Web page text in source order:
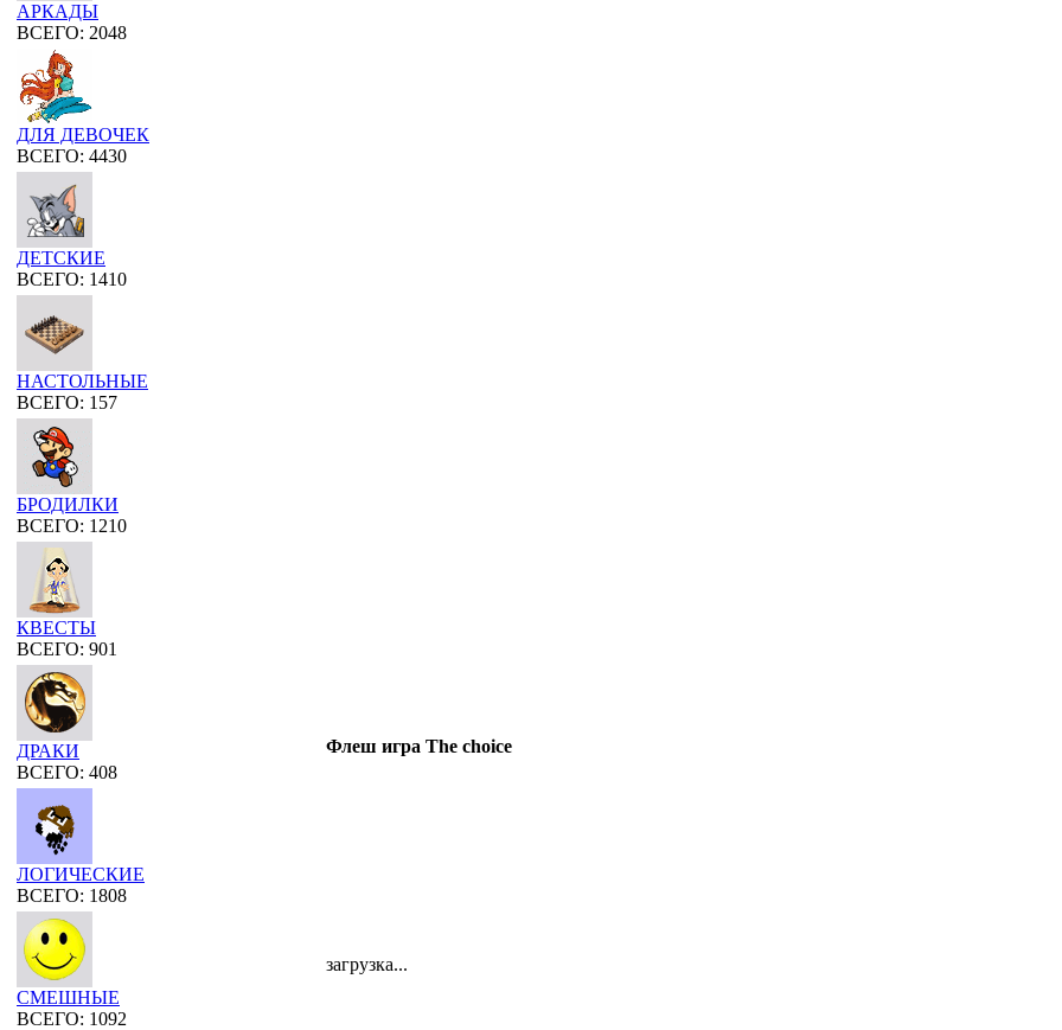
АРКАДЫ
ВСЕГО: 2048
ДЛЯ ДЕВОЧЕК
ВСЕГО: 4430
ДЕТСКИЕ
ВСЕГО: 1410
НАСТОЛЬНЫЕ
ВСЕГО: 157
БРОДИЛКИ
ВСЕГО: 1210
КВЕСТЫ
ВСЕГО: 901
ДРАКИ
ВСЕГО: 408
ЛОГИЧЕСКИЕ
ВСЕГО: 1808
СМЕШНЫЕ
ВСЕГО: 1092
Флеш игра The choice
загрузка...